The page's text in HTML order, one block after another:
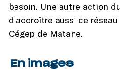
besoin. Une autre action
d’accroître aussi ce
Cégep de Matane.
En images